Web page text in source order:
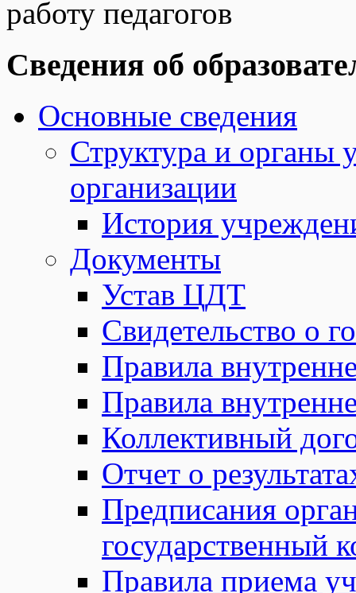
работу педагогов
Сведения об
Основные сведения
Структура и органы
организации
История
Документы
Устав ЦДТ
Свидетельство о
Правила
Правила
Коллективный
Отчет о
Предписания
государственный
Правила приема